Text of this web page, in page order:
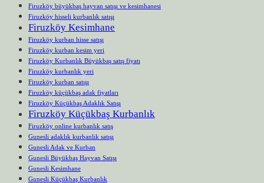
Firuzköy büyükbaş hayvan satışı ve kesimhanesi
Firuzköy hisseli kurbanlık satışı
Firuzköy Kesimhane
Firuzköy kurban hisse satışı
Firuzköy kurban kesim yeri
Firuzköy Kurbanlık Büyükbaş satış fiyatı
Firuzköy kurbanlık yeri
Firuzköy kurban satışı
Firuzköy küçükbaş adak fiyatları
Firuzköy Küçükbaş Adaklık Satışı
Firuzköy Küçükbaş Kurbanlık
Firuzköy online kurbanlık satış
Gunesli adaklık kurbanlık satışı
Gunesli Adak ve Kurban
Gunesli Büyükbaş Hayvan Satışı
Gunesli Kesimhane
Gunesli Küçükbaş Kurbanlık